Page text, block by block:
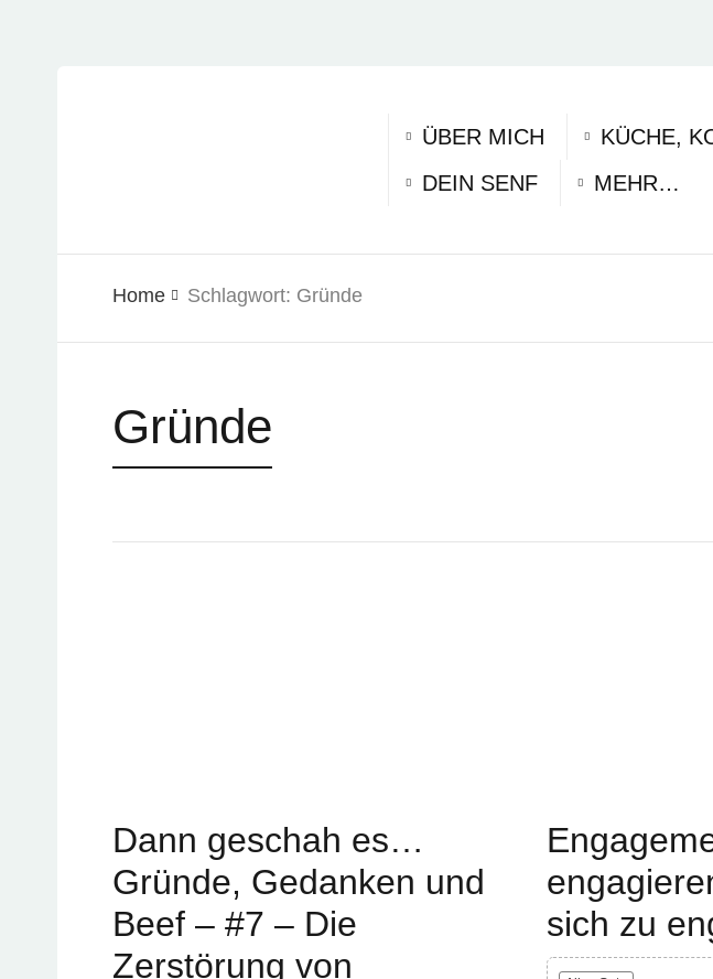
ÜBER MICH KÜCHE,
DEIN SENF
MEHR…
Home Schlagwort: Gründe
Gründe
Dann geschah es…
Gründe, Gedanken und
Beef – #7 – Die
Zerstörung von
sich zu